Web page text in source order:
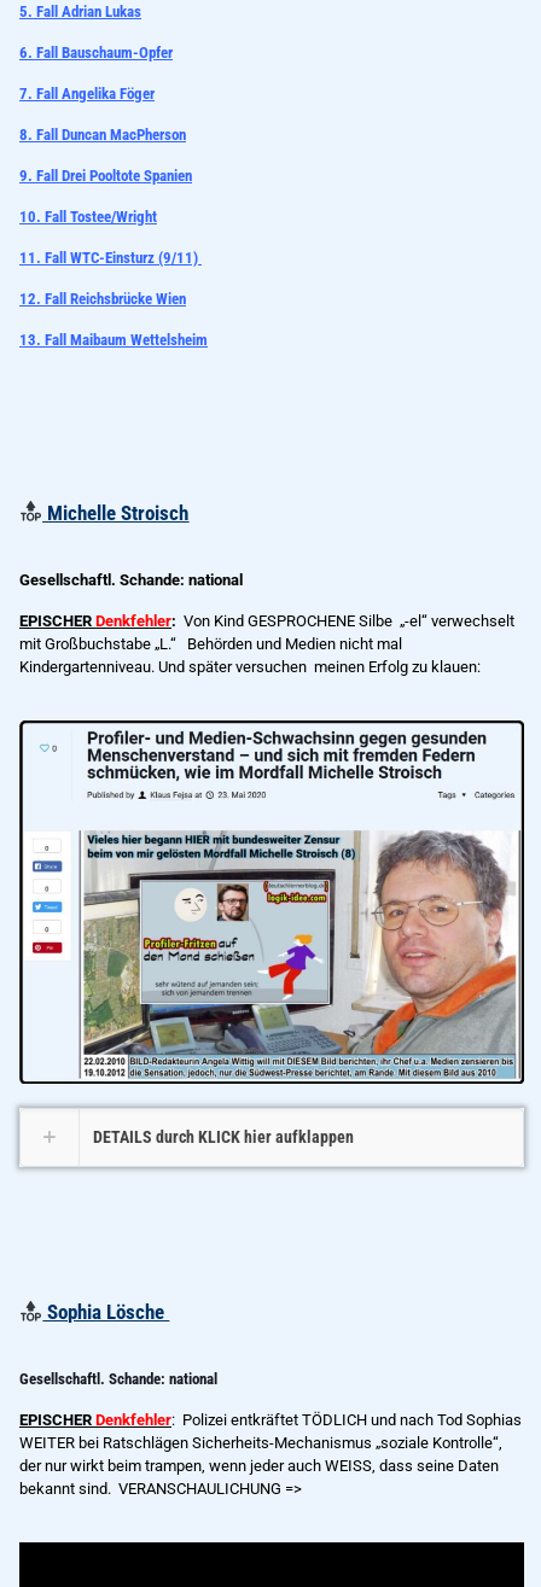
5. Fall Adrian Lukas
6. Fall Bauschaum-Opfer
7. Fall Angelika Föger
8. Fall Duncan MacPherson
9. Fall Drei Pooltote Spanien
10. Fall Tostee/Wright
11. Fall WTC-Einsturz (9/11)
12. Fall Reichsbrücke Wien
13. Fall Maibaum Wettelsheim
Michelle Stroisch
Gesellschaftl. Schande: national
EPISCHER Denkfehler: Von Kind GESPROCHENE Silbe „-el“ verwechselt
mit Großbuchstabe „L.“
Behörden und Medien nicht mal
Kindergartenniveau. Und später versuchen meinen Erfolg zu klauen:
DETAILS durch KLICK hier aufklappen
Sophia Lösche
Gesellschaftl. Schande: national
EPISCHER Denkfehler: Polizei entkräftet TÖDLICH und nach Tod Sophias
WEITER bei Ratschlägen Sicherheits-Mechanismus „soziale Kontrolle“,
der nur wirkt beim trampen, wenn jeder auch WEISS, dass seine Daten
bekannt sind. VERANSCHAULICHUNG =>